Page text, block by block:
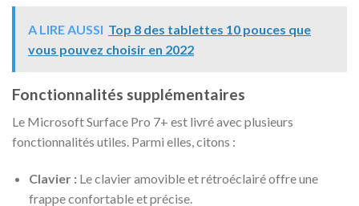
A LIRE AUSSI Top 8 des tablettes 10 pouces que
vous pouvez choisir en 2022
Fonctionnalités supplémentaires
Le Microsoft Surface Pro 7+ est livré avec plusieurs
fonctionnalités utiles. Parmi elles, citons :
Clavier :Le clavier amovible et rétroéclairé offre une
frappe confortable et précise.